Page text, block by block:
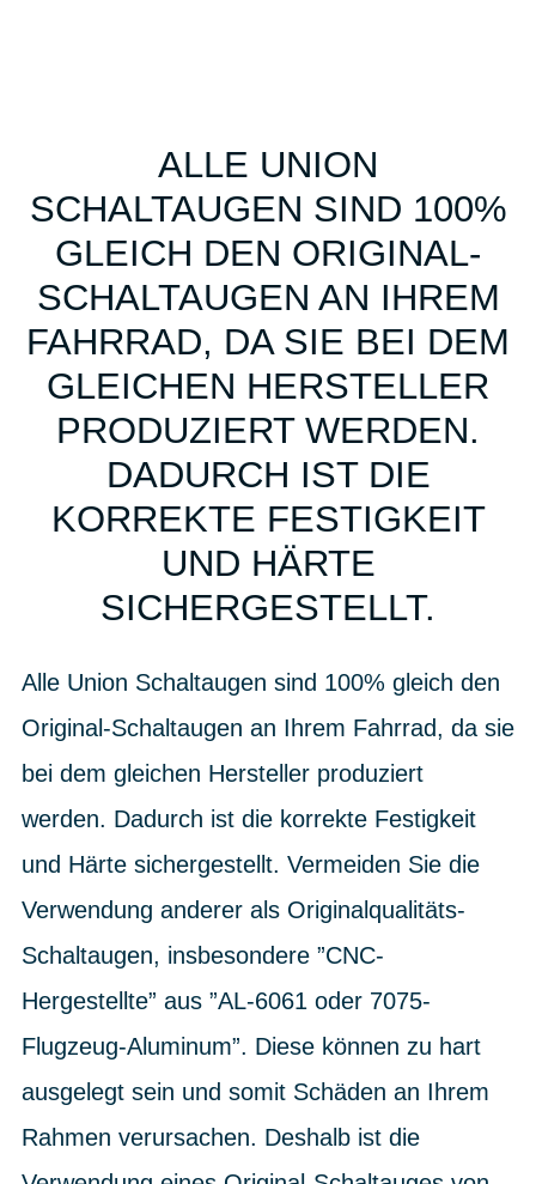
ALLE UNION
SCHALTAUGEN SIND 100%
GLEICH DEN ORIGINAL-
SCHALTAUGEN AN IHREM
FAHRRAD, DA SIE BEI DEM
GLEICHEN HERSTELLER
PRODUZIERT WERDEN.
DADURCH IST DIE
KORREKTE FESTIGKEIT
UND HÄRTE
SICHERGESTELLT.
Alle Union Schaltaugen sind 100% gleich den
Original-Schaltaugen an Ihrem Fahrrad, da sie
bei dem gleichen Hersteller produziert
werden. Dadurch ist die korrekte Festigkeit
und Härte sichergestellt. Vermeiden Sie die
Verwendung anderer als Originalqualitäts-
Schaltaugen, insbesondere ”CNC-
Hergestellte” aus ”AL-6061 oder 7075-
Flugzeug-Aluminum”. Diese können zu hart
ausgelegt sein und somit Schäden an Ihrem
Rahmen verursachen. Deshalb ist die